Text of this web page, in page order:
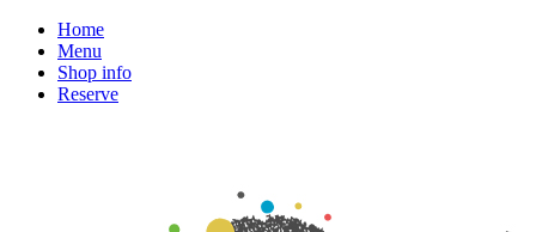
Home
Menu
Shop info
Reserve